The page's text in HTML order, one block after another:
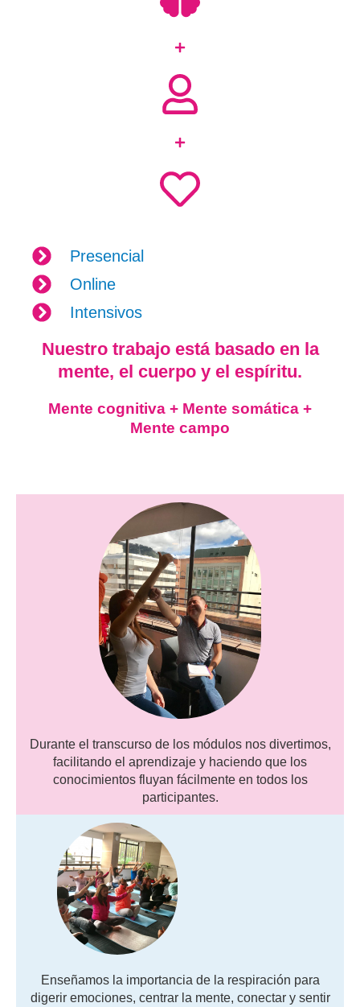
Presencial
Online
Intensivos
Nuestro trabajo está basado en la
mente, el cuerpo y el espíritu.
Mente cognitiva + Mente somática +
Mente campo
Durante el transcurso de los módulos nos divertimos,
facilitando el aprendizaje y haciendo que los
conocimientos fluyan fácilmente en todos los
participantes.
Enseñamos la importancia de la respiración para
digerir emociones, centrar la mente, conectar y sentir